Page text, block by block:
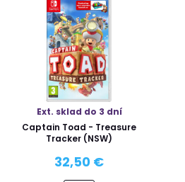
Ext. sklad do 3 dní
Captain Toad - Treasure
Tracker (NSW)
32,50 €